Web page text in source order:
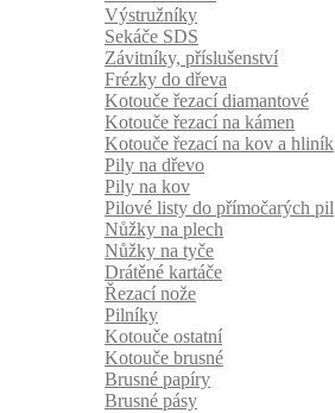
Výstružníky
Sekáče SDS
Závitníky, příslušenství
Frézky do dřeva
Kotouče řezací diamantové
Kotouče řezací na kámen
Kotouče řezací na kov a hliník
Pily na dřevo
Pily na kov
Pilové listy do přímočarých pil
Nůžky na plech
Nůžky na tyče
Drátěné kartáče
Řezací nože
Pilníky
Kotouče ostatní
Kotouče brusné
Brusné papíry
Brusné pásy